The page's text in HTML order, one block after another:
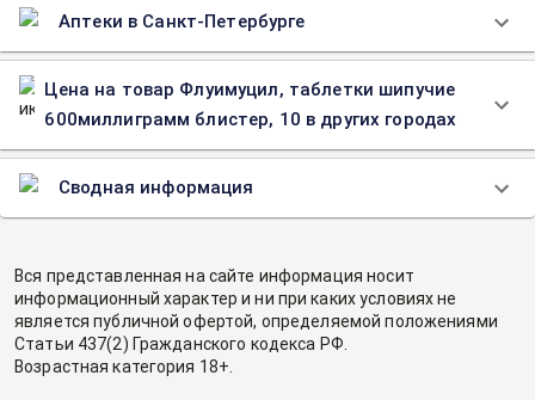
Аптеки в Санкт-Петербурге
Цена на товар Флуимуцил, таблетки шипучие
600миллиграмм блистер, 10 в других городах
Сводная информация
Вся представленная на сайте информация носит
информационный характер и ни при каких условиях не
является публичной офертой, определяемой положениями
Статьи 437(2) Гражданского кодекса РФ.
Возрастная категория 18+.